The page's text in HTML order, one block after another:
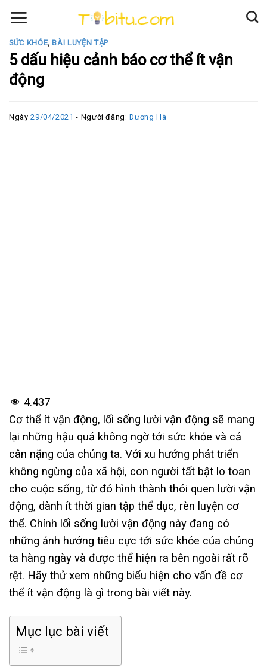
content
SỨC KHỎE, BÀI LUYỆN TẬP
5 dấu hiệu cảnh báo cơ thể ít vận
động
Ngày29/04/2021 - Người đăng:Dương Hà
4.437
Cơ thể ít vận động, lối sống lười vận động sẽ mang
lại những hậu quả không ngờ tới sức khỏe và cả
cân nặng của chúng ta. Với xu hướng phát triển
không ngừng của xã hội, con người tất bật lo toan
cho cuộc sống, từ đó hình thành thói quen lười vận
động, dành ít thời gian tập thể dục, rèn luyện cơ
thể. Chính lối sống lười vận động này đang có
những ảnh hưởng tiêu cực tới sức khỏe của chúng
ta hàng ngày và được thể hiện ra bên ngoài rất rõ
rệt. Hãy thử xem những biểu hiện cho vấn đề cơ
thể ít vận động là gì trong bài viết này.
Mục lục bài viết